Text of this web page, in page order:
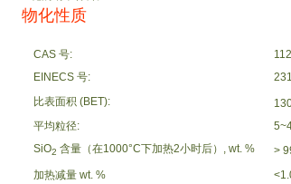
物化性质
CAS 号:
EINECS 号:
比表面积 (BET):
平均粒径:
SiO2 含量（在1000°C下加热2小时后）, wt. %
>
加热减量 wt. %